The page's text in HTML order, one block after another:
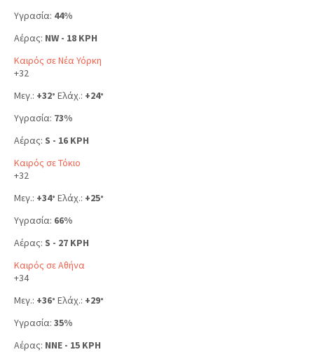
Υγρασία: 44%
Αέρας: NW - 18 KPH
Καιρός σε Νέα Υόρκη
+32
Μεγ.: +32° Ελάχ.: +24°
Υγρασία: 73%
Αέρας: S - 16 KPH
Καιρός σε Τόκιο
+32
Μεγ.: +34° Ελάχ.: +25°
Υγρασία: 66%
Αέρας: S - 27 KPH
Καιρός σε Αθήνα
+34
Μεγ.: +36° Ελάχ.: +29°
Υγρασία: 35%
Αέρας: NNE - 15 KPH